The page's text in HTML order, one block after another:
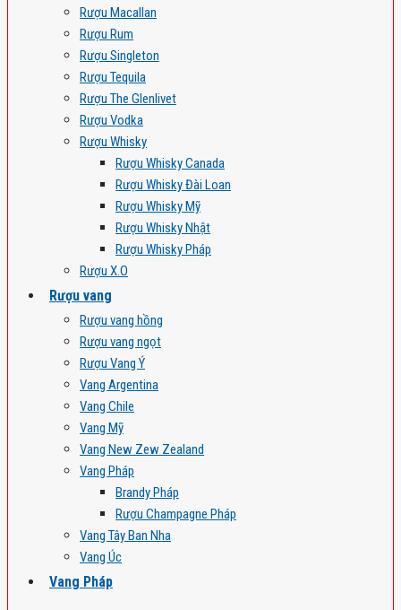
Rượu Macallan
Rượu Rum
Rượu Singleton
Rượu Tequila
Rượu The Glenlivet
Rượu Vodka
Rượu Whisky
Rượu Whisky Canada
Rượu Whisky Đài Loan
Rượu Whisky Mỹ
Rượu Whisky Nhật
Rượu Whisky Pháp
Rượu X.O
Rượu vang
Rượu vang hồng
Rượu vang ngọt
Rượu Vang Ý
Vang Argentina
Vang Chile
Vang Mỹ
Vang New Zew Zealand
Vang Pháp
Brandy Pháp
Rượu Champagne Pháp
Vang Tây Ban Nha
Vang Úc
Vang Pháp